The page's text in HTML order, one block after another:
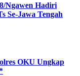
Ngawen Hadiri
Se-Jawa Tengah
OKU Ungkap